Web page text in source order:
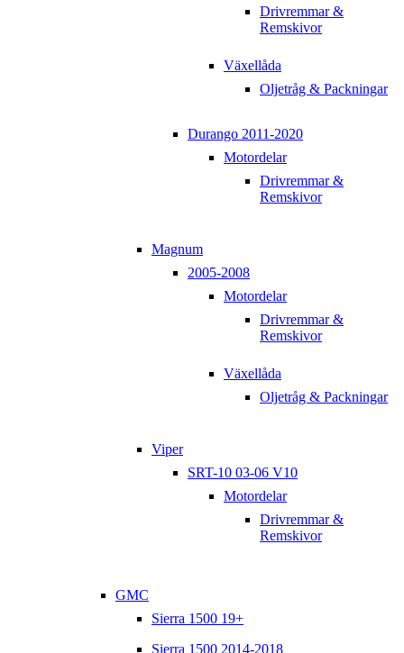
Drivremmar &
Remskivor
Växellåda
Oljetråg & Packningar
Durango 2011-2020
Motordelar
Drivremmar &
Remskivor
Magnum
2005-2008
Motordelar
Drivremmar &
Remskivor
Växellåda
Oljetråg & Packningar
Viper
SRT-10 03-06 V10
Motordelar
Drivremmar &
Remskivor
GMC
Sierra 1500 19+
Sierra 1500 2014-2018